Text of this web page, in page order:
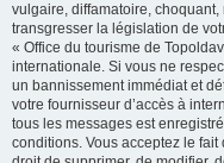
vulgaire, diffamatoire,
transgresser la législation de
« Office du tourisme de
internationale. Si vous ne
un bannissement immédiat et
votre fournisseur d’accès à
tous les messages est
conditions. Vous acceptez le